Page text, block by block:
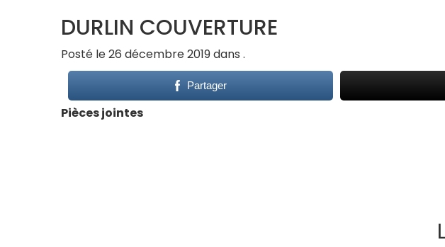
DURLIN COUVERTURE
Posté le 26 décembre 2019 dans .
Partager
Pièces jointes